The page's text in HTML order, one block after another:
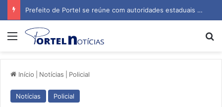
Prefeito de Portel se reúne com autoridades estaduais para tratar de obras e inauguração de escola
Menu
Início Notícias Policial
Notícias Policial